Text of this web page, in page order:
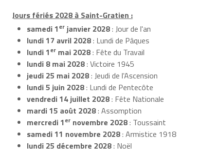
Jours fériés 2028 à Saint-Gratien :
samedi 1er janvier 2028: Jour de l'an
lundi 17 avril 2028: Lundi de Pâques
lundi 1er mai 2028: Fête du Travail
lundi 8 mai 2028: Victoire 1945
jeudi 25 mai 2028: Jeudi de l'Ascension
lundi 5 juin 2028: Lundi de Pentecôte
vendredi 14 juillet 2028: Fête Nationale
mardi 15 août 2028: Assomption
mercredi 1er novembre 2028: Toussaint
samedi 11 novembre 2028: Armistice 1918
lundi 25 décembre 2028: Noël